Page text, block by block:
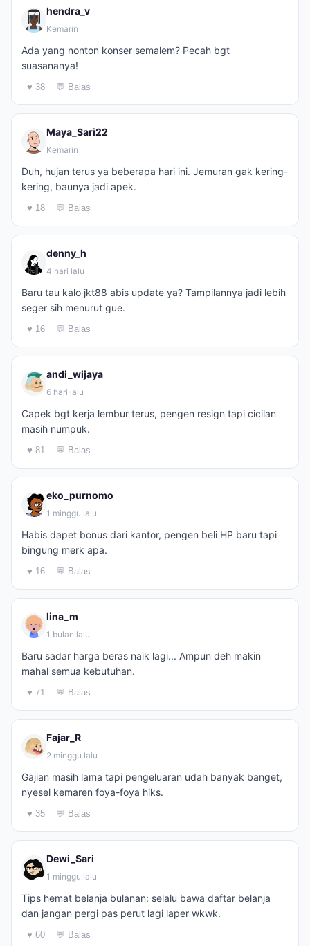
hendra_v
Kemarin
Ada yang nonton konser semalem? Pecah bgt
suasananya!
♥ 38 💬 Balas
Maya_Sari22
Kemarin
Duh, hujan terus ya beberapa hari ini. Jemuran gak kering-
kering, baunya jadi apek.
♥ 18 💬 Balas
denny_h
4 hari lalu
Baru tau kalo jkt88 abis update ya? Tampilannya jadi lebih
seger sih menurut gue.
♥ 16 💬 Balas
andi_wijaya
6 hari lalu
Capek bgt kerja lembur terus, pengen resign tapi cicilan
masih numpuk.
♥ 81 💬 Balas
eko_purnomo
1 minggu lalu
Habis dapet bonus dari kantor, pengen beli HP baru tapi
bingung merk apa.
♥ 16 💬 Balas
lina_m
1 bulan lalu
Baru sadar harga beras naik lagi... Ampun deh makin
mahal semua kebutuhan.
♥ 71 💬 Balas
Fajar_R
2 minggu lalu
Gajian masih lama tapi pengeluaran udah banyak banget,
nyesel kemaren foya-foya hiks.
♥ 35 💬 Balas
Dewi_Sari
1 minggu lalu
Tips hemat belanja bulanan: selalu bawa daftar belanja
dan jangan pergi pas perut lagi laper wkwk.
♥ 60 💬 Balas